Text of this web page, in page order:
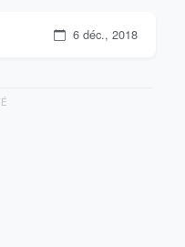
6 déc., 2018